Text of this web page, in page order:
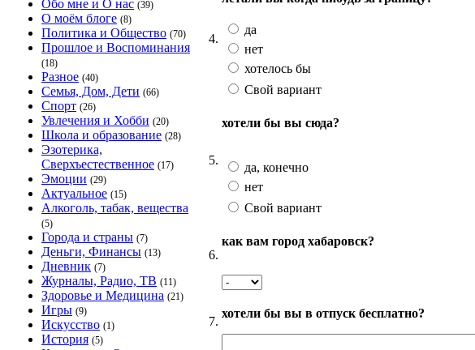
Обо мне и О нас (39)
О моём блоге (8)
Политика и Общество (70)
Прошлое и Воспоминания
(18)
Разное (40)
Семья, Дом, Дети (66)
Спорт (26)
Увлечения и Хобби (20)
Школа и образование (28)
Эзотерика,
Сверхъестественное (17)
Эмоции (29)
Актуальное (15)
Алкоголь, табак, вещества
(5)
Города и страны (7)
Деньги, Финансы (13)
Дневник (7)
Журналы, Радио, ТВ (11)
Здоровье и Медицина (21)
Игры (9)
Искусство (1)
История (5)
4.
да
нет
хотелось бы
Свой вариант
5.
хотели бы вы сюда?
да, конечно
нет
Свой вариант
6.
как вам город хабаровск?
7.
хотели бы вы в отпуск бесплатно?